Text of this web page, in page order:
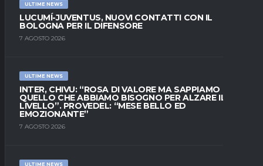
ULTIME NEWS
LUCUMÍ-JUVENTUS, NUOVI CONTATTI CON IL
BOLOGNA PER IL DIFENSORE
7 AGOSTO 2026
ULTIME NEWS
INTER, CHIVU: “ROSA DI VALORE MA SAPPIAMO
QUELLO CHE ABBIAMO BISOGNO PER ALZARE IL
LIVELLO”. PROVEDEL: “MESE BELLO ED
EMOZIONANTE”
7 AGOSTO 2026
ULTIME NEWS